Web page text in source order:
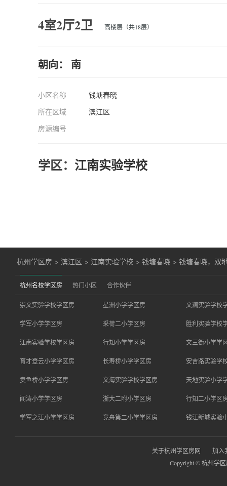
4室2厅2卫 高楼层（共18层）
朝向： 南
小区名称
钱塘春晓
所在区域
滨江区
房源编号
学区： 江南实验学校
杭州学区房 > 滨江区 > 江南实验学校 >钱塘春晓 >钱塘春晓，双
杭州名校学区房 热门小区 合作伙伴
崇文实验学校学区房 星洲小学学区房 文澜实验学校
学军小学学区房 采荷二小学区房 胜利实验学校
江南实验学校学区房 行知小学学区房 文三街小学学
育才登云小学学区房 长寿桥小学学区房 安吉路实验学
卖鱼桥小学学区房 文海实验学校学区房 天地实验小学
闻涛小学学区房 浙大二附小学区房 行知二小学区
学军之江小学学区房 竞舟第二小学学区房 钱江新城实验
关于杭州学区房网
加入
Copyright © 杭州学